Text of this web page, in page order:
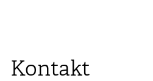
Kontakt